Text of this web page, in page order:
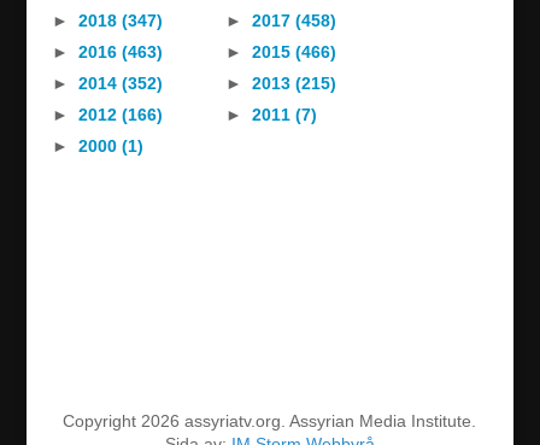
►
2018 (347) ►
2017 (458)
►
2016 (463) ►
2015 (466)
►
2014 (352) ►
2013 (215)
►
2012 (166) ►
2011 (7)
►
2000 (1)
Copyright 2026 assyriatv.org. Assyrian Media Institute.